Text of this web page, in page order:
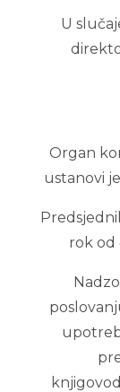
U
Organ
ustanovi
rok od